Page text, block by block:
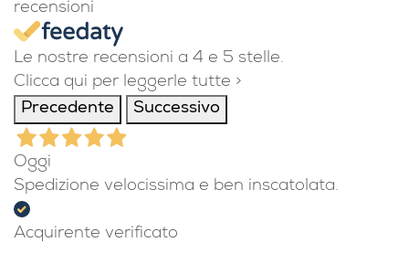
recensioni
Le nostre recensioni a 4 e 5 stelle.
Clicca qui per leggerle tutte >
Precedente
Successivo
Oggi
Spedizione velocissima e ben inscatolata.
Acquirente verificato